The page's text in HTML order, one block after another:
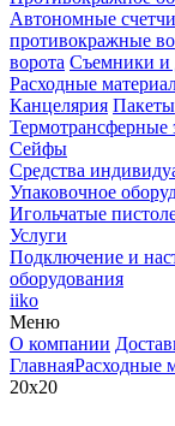
Автономные
противокражные
ворота Съемники и
Расходные
Канцелярия Пакеты
Термотрансферные
Сейфы
Средства
Упаковочное
Игольчатые
Услуги
Подключение и
оборудования
iiko
Меню
О компании
ГлавнаяРасходные
20x20